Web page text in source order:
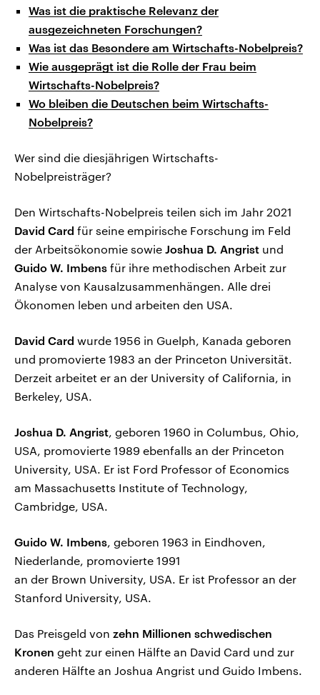
Was ist die praktische Relevanz der
ausgezeichneten Forschungen?
Was ist das Besondere am Wirtschafts-Nobelpreis?
Wie ausgeprägt ist die Rolle der Frau beim
Wirtschafts-Nobelpreis?
Wo bleiben die Deutschen beim Wirtschafts-
Nobelpreis?
Wer sind die diesjährigen Wirtschafts-
Nobelpreisträger?
Den Wirtschafts-Nobelpreis teilen sich im Jahr 2021
David Card für seine empirische Forschung im Feld
der Arbeitsökonomie sowie Joshua D. Angrist und
Guido W. Imbens für ihre methodischen Arbeit zur
Analyse von Kausalzusammenhängen. Alle drei
Ökonomen leben und arbeiten den USA.
David Card wurde 1956 in Guelph, Kanada geboren
und promovierte 1983 an der Princeton Universität.
Derzeit arbeitet er an der University of California, in
Berkeley, USA.
Joshua D. Angrist, geboren 1960 in Columbus, Ohio,
USA, promovierte 1989 ebenfalls an der Princeton
University, USA. Er ist Ford Professor of Economics
am Massachusetts Institute of Technology,
Cambridge, USA.
Guido W. Imbens, geboren 1963 in Eindhoven,
Niederlande, promovierte 1991
an der Brown University, USA. Er ist Professor an der
Stanford University, USA.
Das Preisgeld von zehn Millionen schwedischen
Kronen geht zur einen Hälfte an David Card und zur
anderen Hälfte an Joshua Angrist und Guido Imbens.